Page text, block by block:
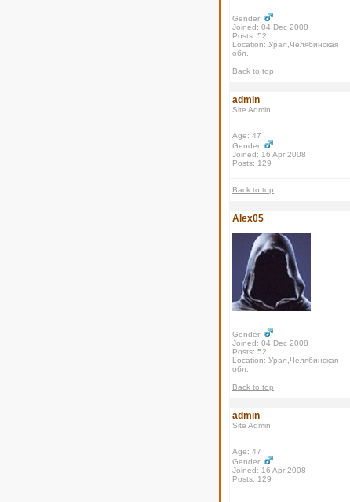
Gender:
Joined: 04 Dec 2008
Posts: 52
Location: Урал,Челябинская
обл.
Back to top
admin
Site Admin
Age: 47
Gender:
Joined: 16 Apr 2008
Posts: 129
Back to top
Alex05
Gender:
Joined: 04 Dec 2008
Posts: 52
Location: Урал,Челябинская
обл.
Back to top
admin
Site Admin
Age: 47
Gender:
Joined: 16 Apr 2008
Posts: 129